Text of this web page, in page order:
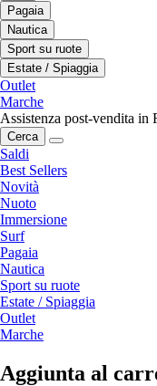
Pagaia
Nautica
Sport su ruote
Estate / Spiaggia
Outlet
Marche
Assistenza post-vendita in
Cerca
Saldi
Best Sellers
Novità
Nuoto
Immersione
Surf
Pagaia
Nautica
Sport su ruote
Estate / Spiaggia
Outlet
Marche
Aggiunta al